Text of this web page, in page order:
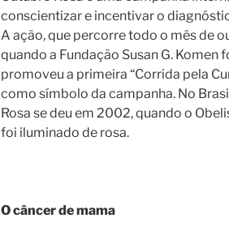
conscientizar e incentivar o
A ação, que percorre todo o mês de
quando a Fundação Susan G. Komen
promoveu a primeira “Corrida pela
como símbolo da campanha. No
Rosa se deu em 2002, quando o
foi iluminado de rosa.
O câncer de mama